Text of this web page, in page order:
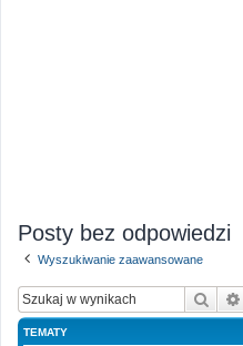
Posty bez odpowiedzi
Wyszukiwanie zaawansowane
Szukaj
TEMATY